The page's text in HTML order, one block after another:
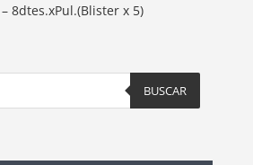
– 8dtes.xPul.(Blister x 5)
BUSCAR